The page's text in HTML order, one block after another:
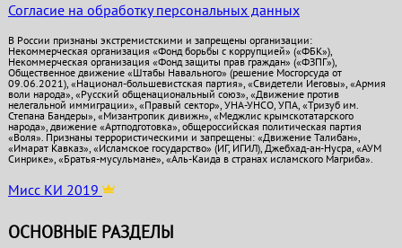
Согласие на обработку персональных данных
В России признаны экстремистскими и запрещены организации:
Некоммерческая организация «Фонд борьбы с коррупцией» («ФБК»),
Некоммерческая организация «Фонд защиты прав граждан» («ФЗПГ»),
Общественное движение «Штабы Навального» (решение Мосгорсуда от
09.06.2021), «Национал-большевистская партия», «Свидетели Иеговы», «Армия
воли народа», «Русский общенациональный союз», «Движение против
нелегальной иммиграции», «Правый сектор», УНА-УНСО, УПА, «Тризуб им.
Степана Бандеры», «Мизантропик дивижн», «Меджлис крымскотатарского
народа», движение «Артподготовка», общероссийская политическая партия
«Воля». Признаны террористическими и запрещены: «Движение Талибан»,
«Имарат Кавказ», «Исламское государство» (ИГ, ИГИЛ), Джебхад-ан-Нусра, «АУМ
Синрике», «Братья-мусульмане», «Аль-Каида в странах исламского Магриба».
Мисс КИ 2019
ОСНОВНЫЕ РАЗДЕЛЫ